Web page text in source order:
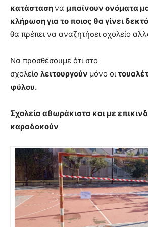
κατάστασηνα μπαίνουν ονόματα
κλήρωση για το ποιος θα γίνει
θα πρέπει να αναζητήσει σχολείο
Να προσθέσουμε ότι στο
σχολείο λειτουργούν μόνο οι
φύλου.
Σχολεία αθωράκιστα και με
καραδοκούν